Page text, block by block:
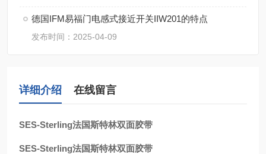
德国IFM易福门电感式接近开关IIW201的特点
发布时间：2025-04-09
详细介绍 在线留言
SES-Sterling法国斯特林双面胶带
SES-Sterling法国斯特林双面胶带